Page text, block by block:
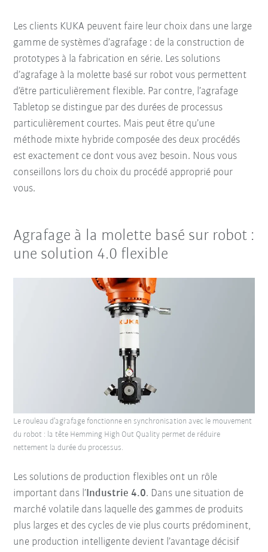
Les clients KUKA peuvent faire leur choix dans une large
gamme de systèmes d’agrafage : de la construction de
prototypes à la fabrication en série. Les solutions
d’agrafage à la molette basé sur robot vous permettent
d’être particulièrement flexible. Par contre, l’agrafage
Tabletop se distingue par des durées de processus
particulièrement courtes. Mais peut être qu’une
méthode mixte hybride composée des deux procédés
est exactement ce dont vous avez besoin. Nous vous
conseillons lors du choix du procédé approprié pour
vous.
Agrafage à la molette basé sur robot :
une solution 4.0 flexible
Les solutions de production flexibles ont un rôle
important dans l’Industrie 4.0. Dans une situation de
marché volatile dans laquelle des gammes de produits
plus larges et des cycles de vie plus courts prédominent,
une production intelligente devient l’avantage décisif
Le rouleau d’agrafage fonctionne en synchronisation avec le mouvement
du robot : la tête Hemming High Out Quality permet de réduire
nettement la durée du processus.